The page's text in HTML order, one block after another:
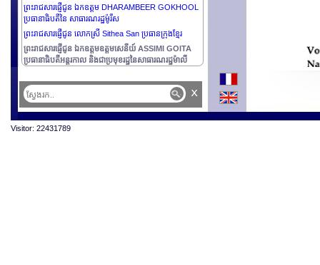
ព្រះរាជសារផ្ញើជូន ឯកឧត្ដម DHARAMBEER GOKHOOL
ប្រធានាធិបតីនៃ សាធារណរដ្ឋម៉ូរីស
ព្រះរាជសារផ្ញើជូន លោកស្រី Sithea San ប្រធានក្រុងខ្មែរ
ព្រះរាជសារផ្ញើជូន ឯកឧត្តមឧត្តមសេនីយ៍ ASSIMI GOITA
ប្រធានាធិបតីអន្តរកាល និងជាប្រមុខរដ្ឋនៃសាធារណរដ្ឋម៉ាលី
x
Visitor: 22431789